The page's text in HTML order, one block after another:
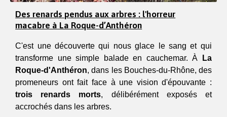
Des renards pendus aux arbres : l'horreur
macabre à La Roque-d’Anthéron
C'est une découverte qui nous glace le sang et qui
transforme une simple balade en cauchemar. À
La
Roque-d'Anthéron, dans les Bouches-du-Rhône, des
trois renards morts, délibérément exposés et
accrochés dans les arbres.